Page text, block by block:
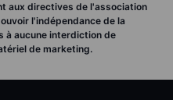
aux directives de l'association
l'indépendance de la
à aucune interdiction de
de marketing.